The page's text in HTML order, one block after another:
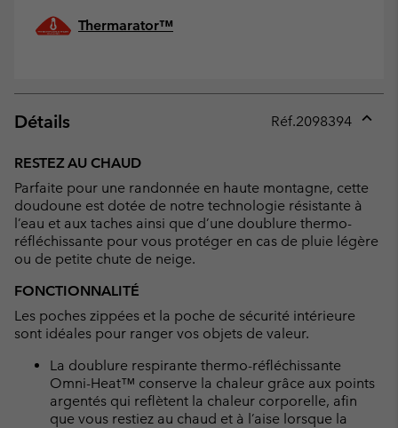
Thermarator™
Détails Réf.2098394
RESTEZ AU CHAUD
Parfaite pour une randonnée en haute montagne, cette
doudoune est dotée de notre technologie résistante à
l’eau et aux taches ainsi que d’une doublure thermo-
réfléchissante pour vous protéger en cas de pluie légère
ou de petite chute de neige.
FONCTIONNALITÉ
Les poches zippées et la poche de sécurité intérieure
sont idéales pour ranger vos objets de valeur.
La doublure respirante thermo-réfléchissante
Omni-Heat™ conserve la chaleur grâce aux points
argentés qui reflètent la chaleur corporelle, afin
que vous restiez au chaud et à l’aise lorsque la